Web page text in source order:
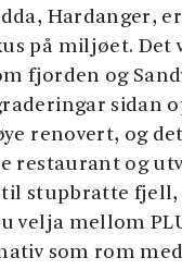
Hardanger,
på miljøet. Det
fjorden og
sidan
renovert, og
restaurant og
stupbratte fjell,
velja mellom
som rom